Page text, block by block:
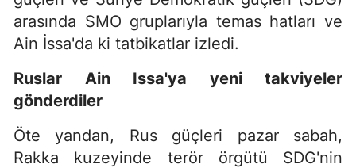
arasında SMO gruplarıyla temas hatları ve
Ain İssa'da ki tatbikatlar izledi.
Ruslar Ain Issa'ya yeni takviyeler
gönderdiler
Öte yandan, Rus güçleri pazar sabah,
Rakka kuzeyinde terör örgütü SDG'nin